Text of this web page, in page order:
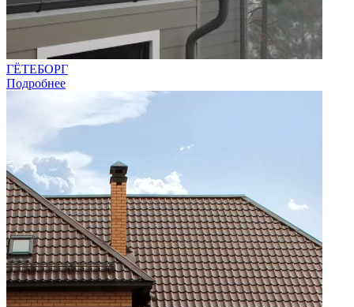
ГЁТЕБОРГ
Подробнее